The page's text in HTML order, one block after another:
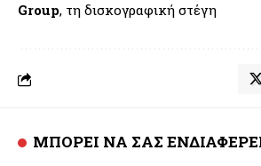
Group, τη δισκογραφική στέγη
ΜΠΟΡΕΙ ΝΑ ΣΑΣ